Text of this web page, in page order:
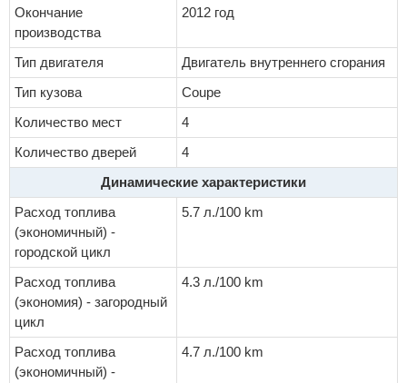
Окончание
производства
2012 год
Тип двигателя
Двигатель внутреннего сгорания
Тип кузова
Coupe
Количество мест
4
Количество дверей
4
Динамические характеристики
Расход топлива
(экономичный) -
городской цикл
5.7 л./100 km
Расход топлива
(экономия) - загородный
цикл
4.3 л./100 km
Расход топлива
(экономичный) -
4.7 л./100 km